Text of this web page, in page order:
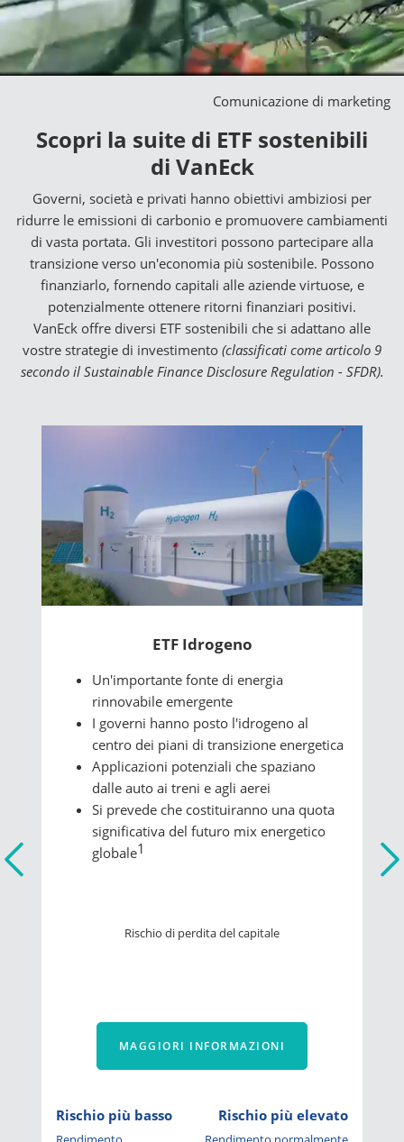
Comunicazione di marketing
Scopri la suite di ETF sostenibili
di VanEck
Governi, società e privati hanno obiettivi ambiziosi per
ridurre le emissioni di carbonio e promuovere cambiamenti
di vasta portata. Gli investitori possono partecipare alla
transizione verso un'economia più sostenibile. Possono
finanziarlo, fornendo capitali alle aziende virtuose, e
potenzialmente ottenere ritorni finanziari positivi.
VanEck offre diversi ETF sostenibili che si adattano alle
vostre strategie di investimento (classificati come articolo 9
secondo il Sustainable Finance Disclosure Regulation - SFDR).
ETF Idrogeno
Un'importante fonte di energia
rinnovabile emergente
I governi hanno posto l'idrogeno al
centro dei piani di transizione energetica
Applicazioni potenziali che spaziano
dalle auto ai treni e agli aerei
Si prevede che costituiranno una quota
significativa del futuro mix energetico
globale1
Rischio di perdita del capitale
MAGGIORI INFORMAZIONI
Rischio più basso Rischio più elevato